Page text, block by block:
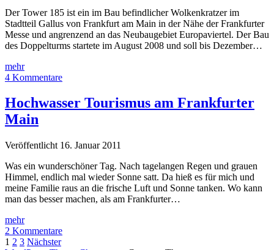
Der Tower 185 ist ein im Bau befindlicher Wolkenkratzer im
Stadtteil Gallus von Frankfurt am Main in der Nähe der Frankfurter
Messe und angrenzend an das Neubaugebiet Europaviertel. Der Bau
des Doppelturms startete im August 2008 und soll bis Dezember…
mehrFrankfurt
am
–
Tower
185
4 Kommentare
Hochwasser Tourismus am Frankfurter
Main
Veröffentlicht 16. Januar 2011
Was ein wunderschöner Tag. Nach tagelangen Regen und grauen
Himmel, endlich mal wieder Sonne satt. Da hieß es für mich und
meine Familie raus an die frische Luft und Sonne tanken. Wo kann
man das besser machen, als am Frankfurter…
mehrHochwasser
Tourismus
am
2 Kommentare
Seitennummerierung
1 2 3 Nächster